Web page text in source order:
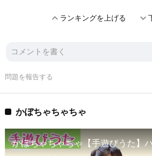
expand_lessランキングを上げる expand_more
問題を報告する
かぼちゃちゃちゃ
かぼちゃちゃちゃ【手遊びうた】